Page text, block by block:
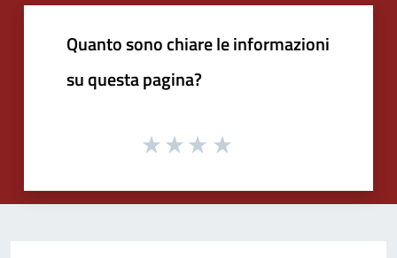
Quanto sono chiare le informazioni
su questa pagina?